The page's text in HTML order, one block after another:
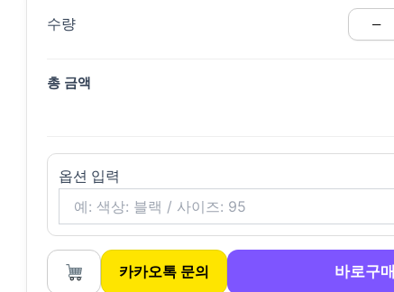
수량 −
총 금액
옵션 입력
카카오톡 문의 바로구매